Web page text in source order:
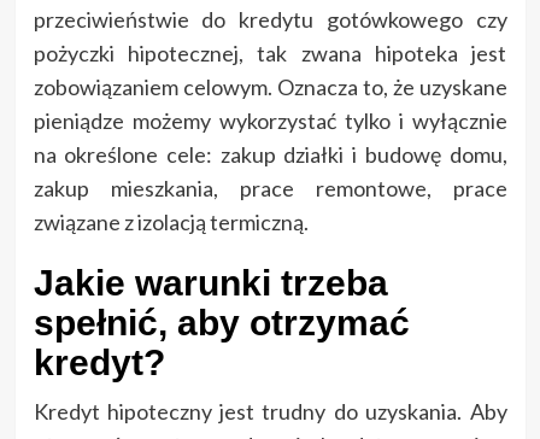
przeciwieństwie do kredytu gotówkowego czy
pożyczki hipotecznej, tak zwana hipoteka jest
zobowiązaniem celowym. Oznacza to, że uzyskane
pieniądze możemy wykorzystać tylko i wyłącznie
na określone cele: zakup działki i budowę domu,
zakup mieszkania, prace remontowe, prace
związane z izolacją termiczną.
Jakie warunki trzeba
spełnić, aby otrzymać
kredyt?
Kredyt hipoteczny jest trudny do uzyskania. Aby